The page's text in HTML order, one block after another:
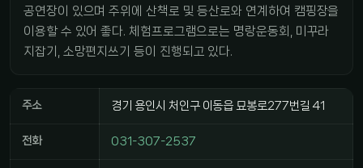
공연장이 있으며 주위에 산책로 및 등산로와 연계하여 캠핑장을
이용할 수 있어 좋다. 체험프로그램으로는 명랑운동회, 미꾸라
지잡기, 소망편지쓰기 등이 진행되고 있다.
주소 경기 용인시 처인구 이동읍 묘봉로277번길 41
전화 031-307-2537